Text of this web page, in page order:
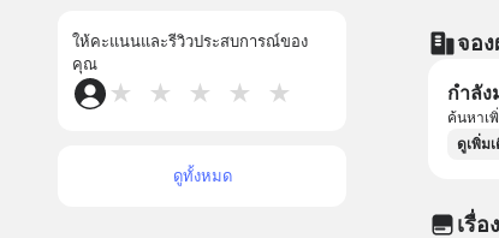
ให้คะแนนและรีวิวประสบการณ์ของ
คุณ
★ ★ ★ ★ ★
ดูทั้งหมด
จอ
กำลั
ค้นหาเ
ดูเพิ่ม
เรื่